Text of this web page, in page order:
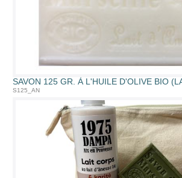
SAVON 125 GR. À L'HUILE D'OLIVE BIO
S125_AN